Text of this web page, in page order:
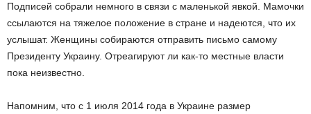
Подписей собрали немного в связи с маленькой явкой. Мамочки
ссылаются на тяжелое положение в стране и надеются, что их
услышат. Женщины собираются отправить письмо самому
Президенту Украину. Отреагируют ли как-то местные власти
пока неизвестно.
Напомним, что с 1 июля 2014 года в Украине размер